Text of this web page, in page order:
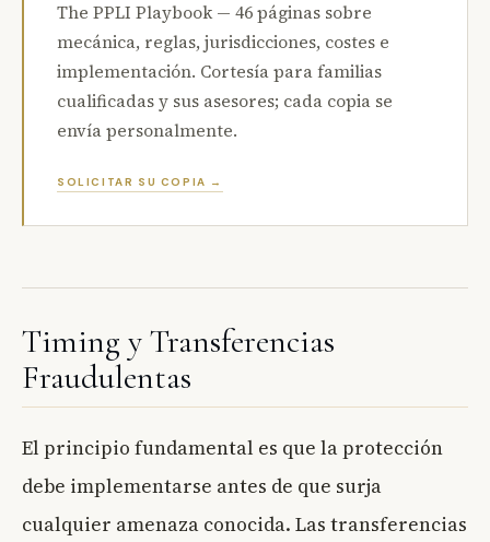
The PPLI Playbook — 46 páginas sobre
mecánica, reglas, jurisdicciones, costes e
implementación. Cortesía para familias
cualificadas y sus asesores; cada copia se
envía personalmente.
SOLICITAR SU COPIA →
Timing y Transferencias
Fraudulentas
El principio fundamental es que la protección
debe implementarse antes de que surja
cualquier amenaza conocida. Las transferencias